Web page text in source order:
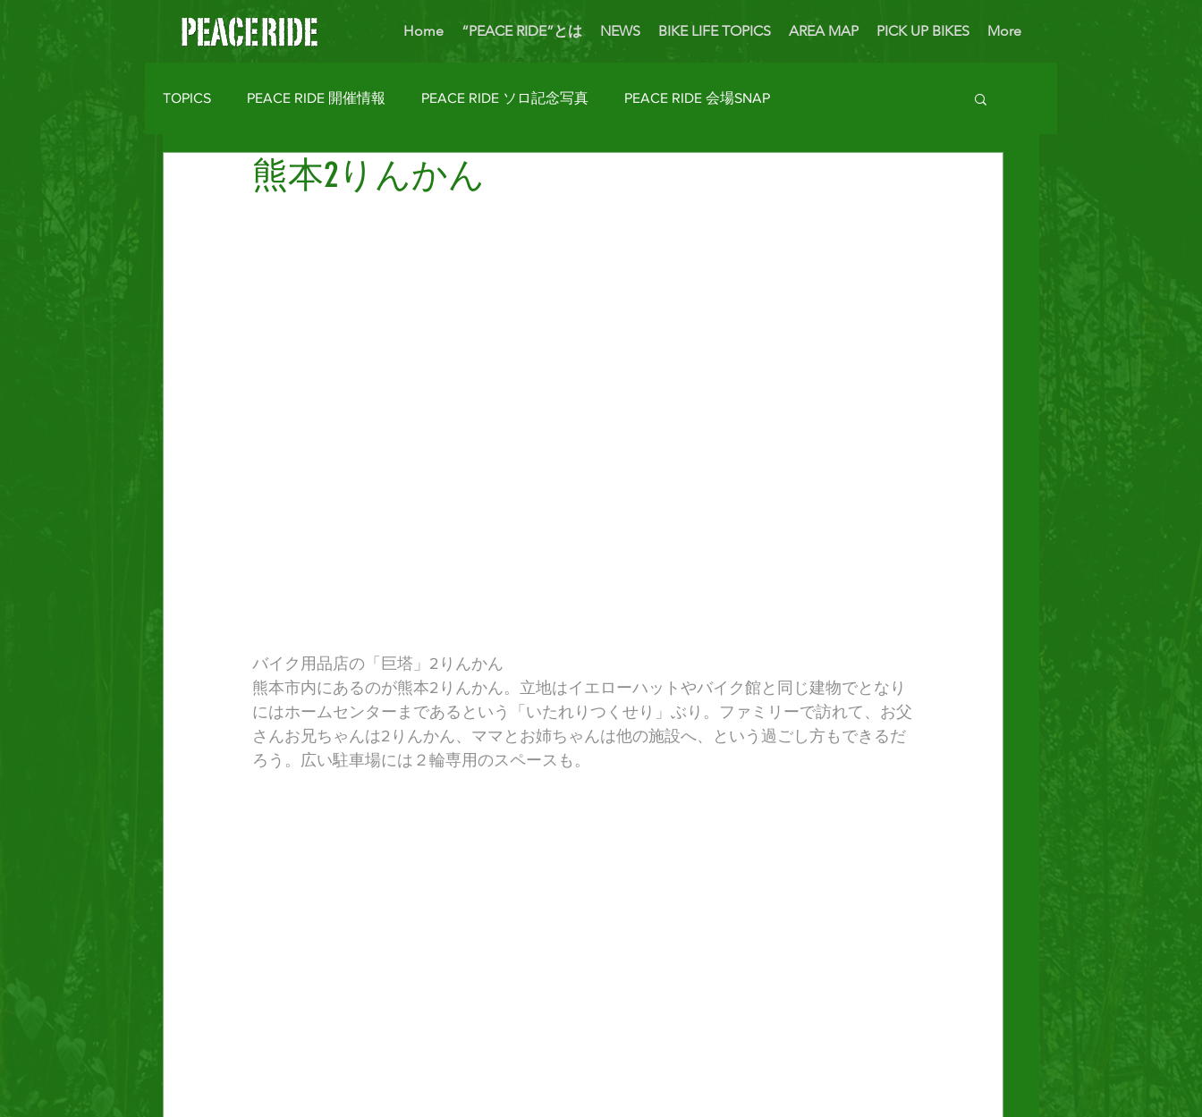
Home “PEACE RIDE”とは NEWS BIKE LIFE TOPICS AREA MAP PICK UP BIKES More
TOPICS PEACE RIDE 開催情報 PEACE RIDE ソロ記念写真 PEACE RIDE 会場SNAP
バイクライフトピックス Rider's Talk
熊本2りんかん
バイク用品店の「巨塔」2りんかん
熊本市内にあるのが熊本2りんかん。立地はイエローハットやバイク館と同じ建物でとなり
にはホームセンターまであるという「いたれりつくせり」ぶり。ファミリーで訪れて、お父
さんお兄ちゃんは2りんかん、ママとお姉ちゃんは他の施設へ、という過ごし方もできるだ
ろう。広い駐車場には２輪専用のスペースも。